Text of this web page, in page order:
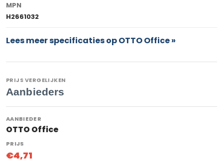
MPN
H2661032
Lees meer specificaties op OTTO Office »
PRIJS VERGELIJKEN
Aanbieders
OTTO Office
€4,71